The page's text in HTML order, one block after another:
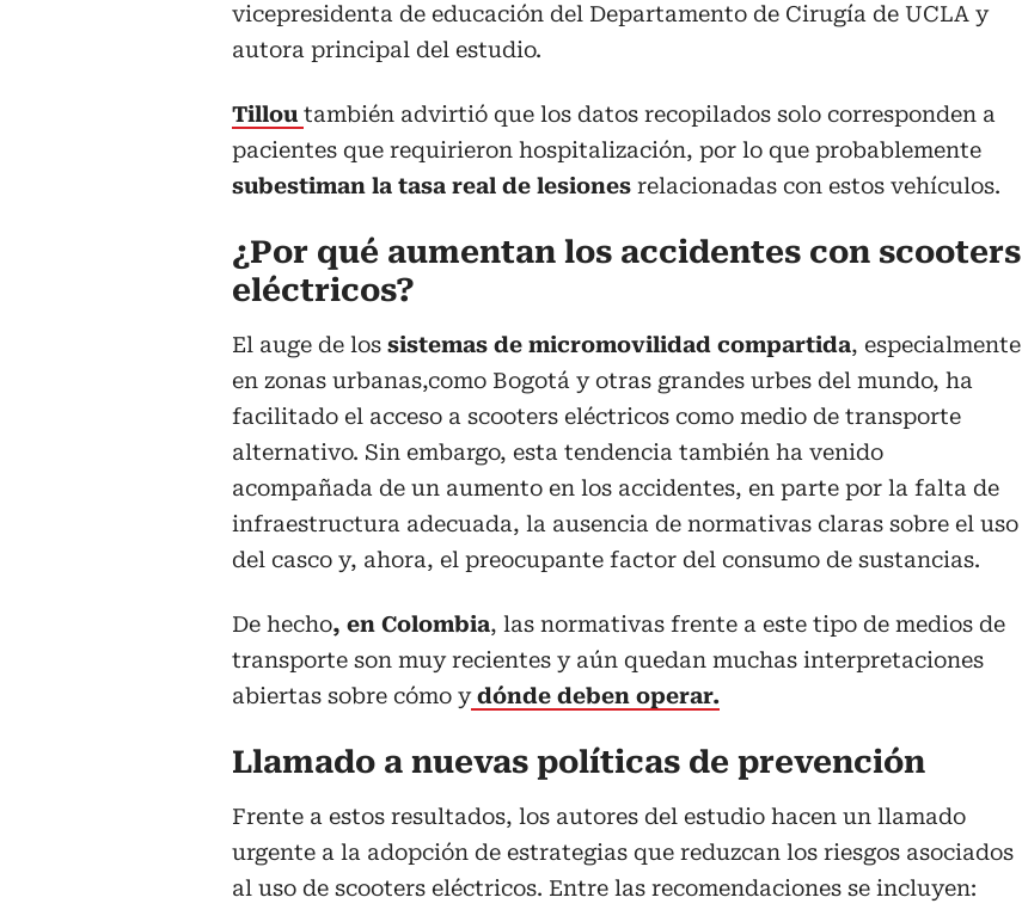
vicepresidenta de educación del Departamento de Cirugía de UCLA y
autora principal del estudio.
Tillou también advirtió que los datos recopilados solo corresponden a
pacientes que requirieron hospitalización, por lo que probablemente
subestiman la tasa real de lesiones relacionadas con estos vehículos.
¿Por qué aumentan los accidentes con scooters
eléctricos?
El auge de los sistemas de micromovilidad compartida, especialmente
en zonas urbanas,como Bogotá y otras grandes urbes del mundo, ha
facilitado el acceso a scooters eléctricos como medio de transporte
alternativo. Sin embargo, esta tendencia también ha venido
acompañada de un aumento en los accidentes, en parte por la falta de
infraestructura adecuada, la ausencia de normativas claras sobre el uso
del casco y, ahora, el preocupante factor del consumo de sustancias.
De hecho, en Colombia, las normativas frente a este tipo de medios de
transporte son muy recientes y aún quedan muchas interpretaciones
abiertas sobre cómo ydónde deben operar.
Llamado a nuevas políticas de prevención
Frente a estos resultados, los autores del estudio hacen un llamado
urgente a la adopción de estrategias que reduzcan los riesgos asociados
al uso de scooters eléctricos. Entre las recomendaciones se incluyen: